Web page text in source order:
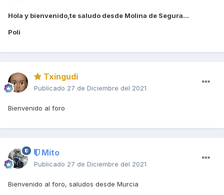
Hola y bienvenido,te saludo desde Molina de Segura...
Poli
Txingudi
Publicado 27 de Diciembre del 2021
Bienvenido al foro
Mito
Publicado 27 de Diciembre del 2021
Bienvenido al foro, saludos desde Murcia